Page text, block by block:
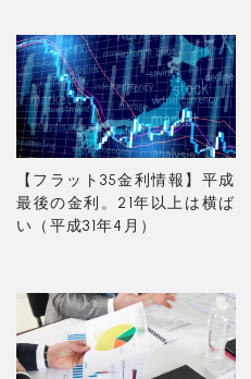
【フラット35金利情報】平成
最後の金利。21年以上は横ば
い（平成31年4月）